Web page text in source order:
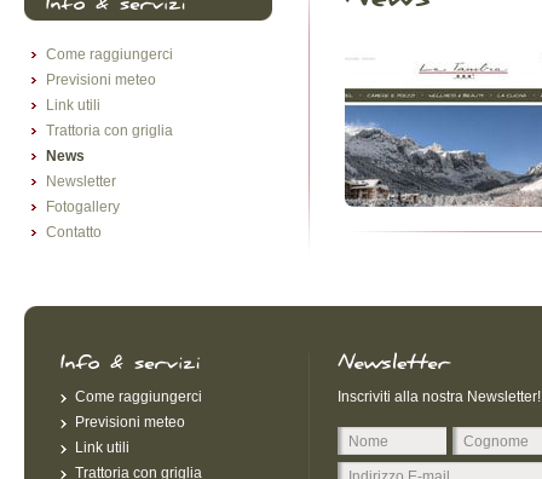
Come raggiungerci
Previsioni meteo
Link utili
Trattoria con griglia
News
Newsletter
Fotogallery
Contatto
Come raggiungerci
Previsioni meteo
Link utili
Trattoria con griglia
Inscriviti alla nostra Newsletter!